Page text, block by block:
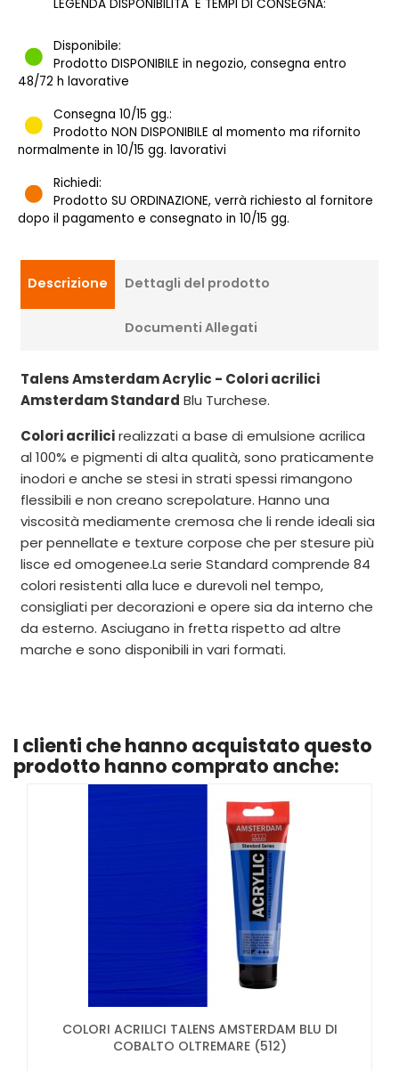
LEGENDA DISPONIBILITA' E TEMPI DI CONSEGNA:
Disponibile:
Prodotto DISPONIBILE in negozio, consegna entro
48/72 h lavorative
Consegna 10/15 gg.:
Prodotto NON DISPONIBILE al momento ma rifornito
normalmente in 10/15 gg. lavorativi
Richiedi:
Prodotto SU ORDINAZIONE, verrà richiesto al fornitore
dopo il pagamento e consegnato in 10/15 gg.
Descrizione Dettagli del prodotto
Documenti Allegati
Talens Amsterdam Acrylic - Colori acrilici
Amsterdam Standard Blu Turchese.
Colori acrilicirealizzati a base di emulsione acrilica
al 100% e pigmenti di alta qualità, sono praticamente
inodori e anche se stesi in strati spessi rimangono
flessibili e non creano screpolature. Hanno una
viscosità mediamente cremosa che li rende ideali sia
per pennellate e texture corpose che per stesure più
lisce ed omogenee.La serie Standard comprende 84
colori resistenti alla luce e durevoli nel tempo,
consigliati per decorazioni e opere sia da interno che
da esterno. Asciugano in fretta rispetto ad altre
marche e sono disponibili in vari formati.
I clienti che hanno acquistato questo
prodotto hanno comprato anche:
COLORI ACRILICI TALENS AMSTERDAM BLU DI
COBALTO OLTREMARE (512)